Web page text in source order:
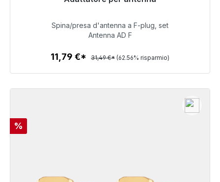
11,79 €
Dettagli
Spina/presa d'antenna a F-plug, set
Antenna AD F
11,79 €* 31,49 €* (62.56% risparmio)
Sconto
%